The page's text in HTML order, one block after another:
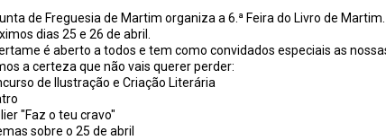
de Freguesia de Martim organiza a 6.ª Feira do Livro de
dias 25 e 26 de abril.
é aberto a todos e tem como convidados especiais as
a certeza que não vais querer perder:
de Ilustração e Criação Literária
"Faz o teu cravo"
sobre o 25 de abril